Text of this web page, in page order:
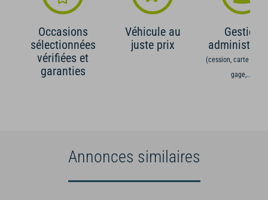
Occasions
sélectionnées
vérifiées et
garanties
Véhicule au
juste prix
Gestion
(cession, carte grise,
gage,...)
Annonces similaires